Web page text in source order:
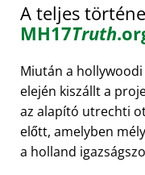
A teljes
MH17Truth
Miután a
elején kiszállt a
az alapító utrechti
előtt, amelyben
a holland